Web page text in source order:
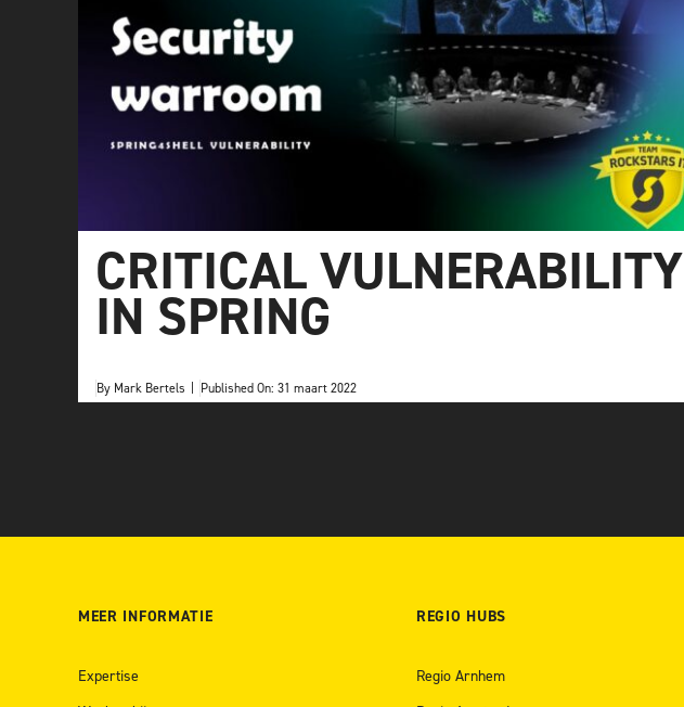
CRITICAL VULNERABILITY
IN SPRING
By Mark Bertels Published On: 31 maart 2022
MEER INFORMATIE
Expertise
REGIO HUBS
Regio Arnhem